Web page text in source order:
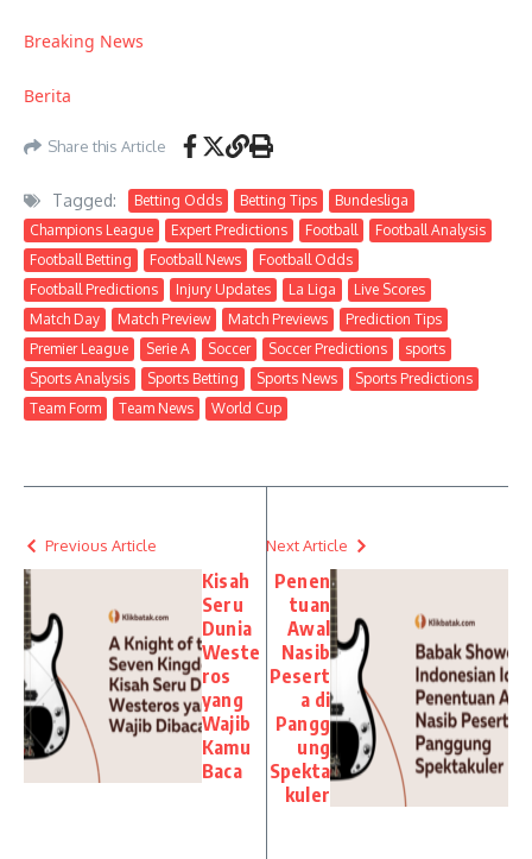
Breaking News
Berita
Share this Article
Tagged: Betting Odds Betting Tips
Bundesliga
Champions League
Expert Predictions Football
Football Analysis
Football Betting
Football News
Football Odds
Football Predictions
Injury Updates La Liga
Live Scores
Match Day
Match Preview Match Previews
Prediction Tips
Premier League
Serie A Soccer Soccer Predictions
sports
Sports Analysis
Sports Betting Sports News
Sports Predictions
Team Form
Team News World Cup
Previous Article
Kisah
Seru
Dunia
Weste
ros
yang
Wajib
Kamu
Baca
Next Article
Penen
tuan
Awal
Nasib
Pesert
a di
Pangg
ung
Spekta
kuler